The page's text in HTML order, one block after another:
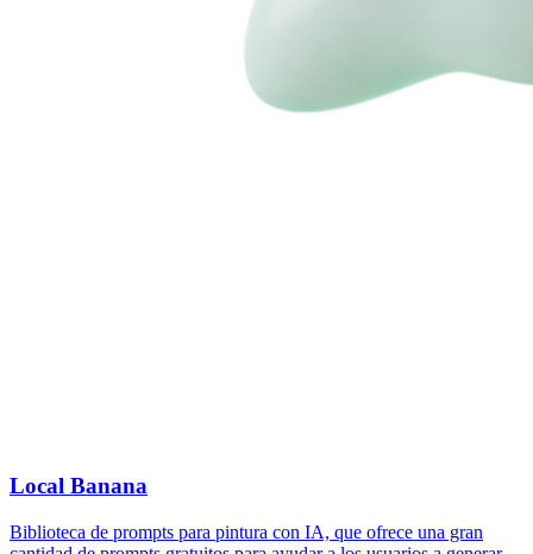
Local Banana
Biblioteca de prompts para pintura con IA, que ofrece una gran